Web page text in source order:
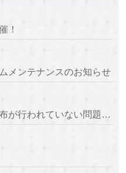
！
メンテナンスのお知らせ
一部のお客様が正常に補填配布が行われていない問題について